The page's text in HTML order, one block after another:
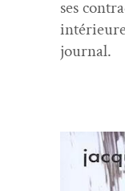
ses
journal.